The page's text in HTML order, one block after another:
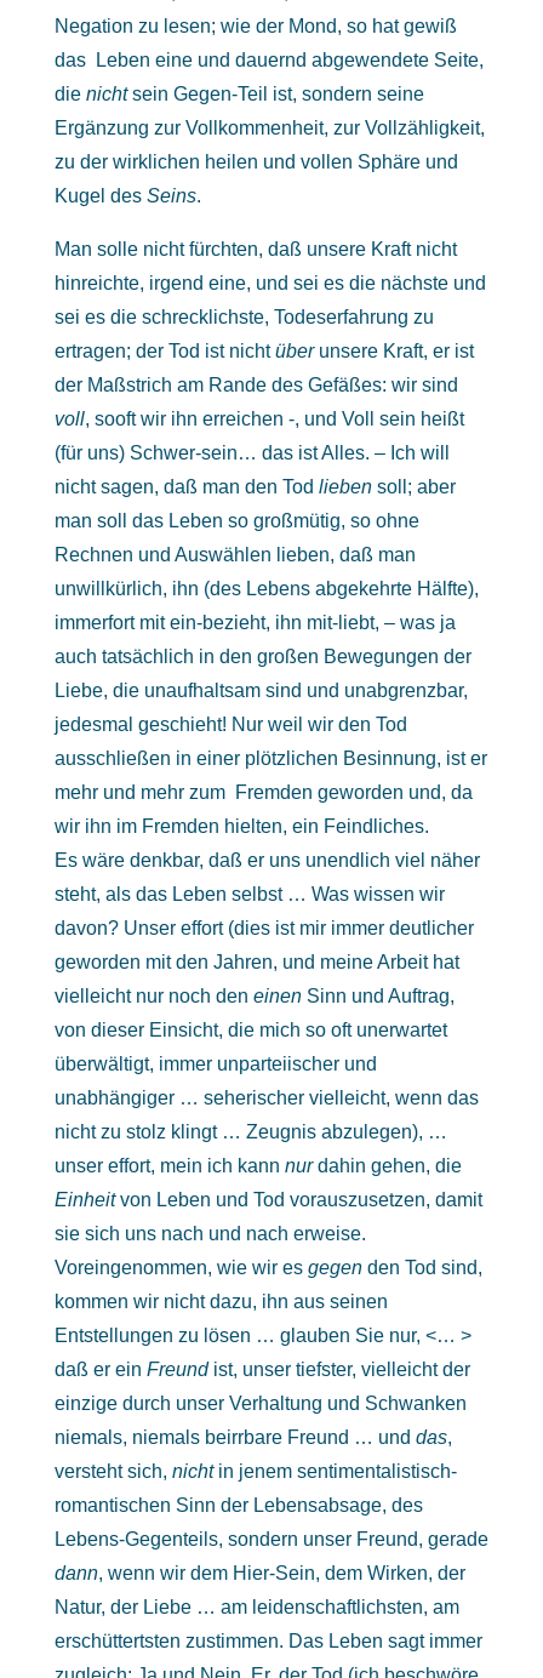
Negation zu lesen; wie der Mond, so hat gewiß
das Leben eine und dauernd abgewendete Seite,
die nichtsein Gegen-Teil ist, sondern seine
Ergänzung zur Vollkommenheit, zur Vollzähligkeit,
zu der wirklichen heilen und vollen Sphäre und
Kugel des Seins.
Man solle nicht fürchten, daß unsere Kraft nicht
hinreichte, irgend eine, und sei es die nächste und
sei es die schrecklichste, Todeserfahrung zu
ertragen; der Tod ist nichtüberunsere Kraft, er ist
der Maßstrich am Rande des Gefäßes: wir sind
voll, sooft wir ihn erreichen -, und Voll sein heißt
(für uns) Schwer-sein… das ist Alles. – Ich will
nicht sagen, daß man den Tod liebensoll; aber
man soll das Leben so großmütig, so ohne
Rechnen und Auswählen lieben, daß man
unwillkürlich, ihn (des Lebens abgekehrte Hälfte),
immerfort mit ein-bezieht, ihn mit-liebt, – was ja
auch tatsächlich in den großen Bewegungen der
Liebe, die unaufhaltsam sind und unabgrenzbar,
jedesmal geschieht! Nur weil wir den Tod
ausschließen in einer plötzlichen Besinnung, ist er
mehr und mehr zum Fremden geworden und, da
wir ihn im Fremden hielten, ein Feindliches.
Es wäre denkbar, daß er uns unendlich viel näher
steht, als das Leben selbst … Was wissen wir
davon? Unser effort (dies ist mir immer deutlicher
geworden mit den Jahren, und meine Arbeit hat
vielleicht nur noch den einenSinn und Auftrag,
von dieser Einsicht, die mich so oft unerwartet
überwältigt, immer unparteiischer und
unabhängiger … seherischer vielleicht, wenn das
nicht zu stolz klingt … Zeugnis abzulegen), …
unser effort, mein ich kann nurdahin gehen, die
Einheitvon Leben und Tod vorauszusetzen, damit
sie sich uns nach und nach erweise.
Voreingenommen, wie wir es gegenden Tod sind,
kommen wir nicht dazu, ihn aus seinen
Entstellungen zu lösen … glauben Sie nur, <… >
daß er ein Freundist, unser tiefster, vielleicht der
einzige durch unser Verhaltung und Schwanken
niemals, niemals beirrbare Freund … und das,
versteht sich, nichtin jenem sentimentalistisch-
romantischen Sinn der Lebensabsage, des
Lebens-Gegenteils, sondern unser Freund, gerade
dann, wenn wir dem Hier-Sein, dem Wirken, der
Natur, der Liebe … am leidenschaftlichsten, am
erschüttertsten zustimmen. Das Leben sagt immer